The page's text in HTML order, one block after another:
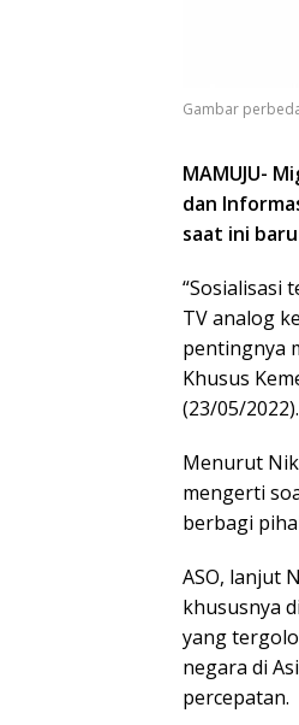
Gambar
MAMUJU-
dan
saat ini
“Sosialisasi
TV analog
pentingnya
Khusus
(23/05/2022).
Menurut
mengerti
berbagi
ASO, lanjut
khususnya
yang
negara di
percepatan.